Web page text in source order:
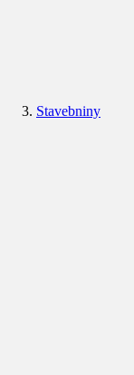
Stavebniny